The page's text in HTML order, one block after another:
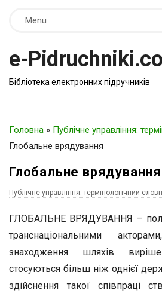
Menu
e-
Бібліотека електронних підручників
Головна » Публічне управління:
Глобальне врядування
Глобальне врядування
Публічне управління: термінологічний
ГЛОБАЛЬНЕ ВРЯДУВАННЯ –
транснаціональними
знаходження шляхів
стосуються більш ніж однієї
здійснення такої співпраці